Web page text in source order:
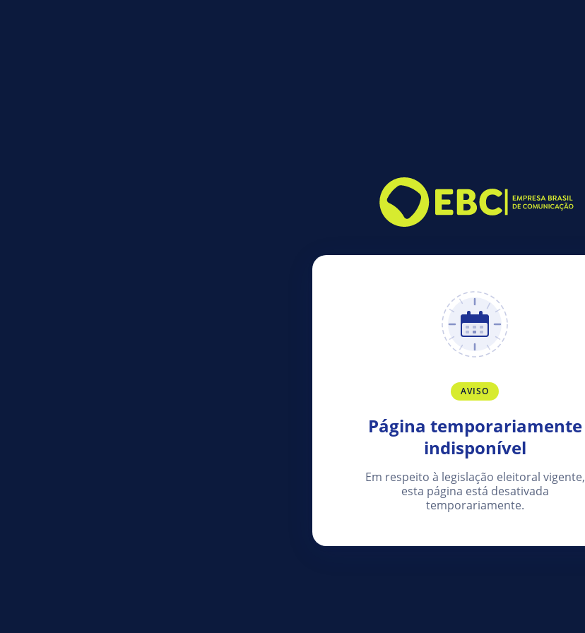
AVISO
Página temporariamente
indisponível
Em respeito à legislação eleitoral vigente,
esta página está desativada
temporariamente.